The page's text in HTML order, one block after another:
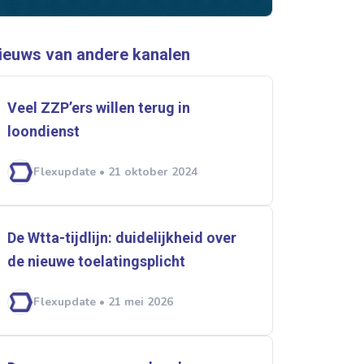
van andere kanalen
Veel ZZP’ers willen terug in
loondienst
Flexupdate • 21 oktober 2024
De Wtta-tijdlijn: duidelijkheid over
de nieuwe toelatingsplicht
Flexupdate • 21 mei 2026
Artikelen zoeken